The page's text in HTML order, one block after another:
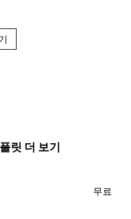
릿 더 보기
무료